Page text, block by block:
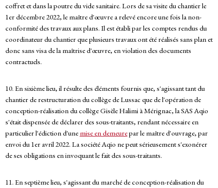
coffret et dans la poutre du vide sanitaire. Lors de sa visite du chantier le
1er décembre 2022, le maître d'œuvre a relevé encore une fois la non-
conformité des travaux aux plans. Il est établi par les comptes rendus du
coordinateur du chantier que plusieurs travaux ont été réalisés sans plan et
donc sans visa de la maîtrise d'œuvre, en violation des documents
contractuels.
10. En sixième lieu, il résulte des éléments fournis que, s'agissant tant du
chantier de restructuration du collège de Lussac que de l'opération de
conception-réalisation du collège Gisèle Halimi à Mérignac, la SAS Aqio
s'était dispensée de déclarer des sous-traitants, rendant nécessaire en
particulier l'édiction d'une mise en demeurepar le maître d'ouvrage, par
envoi du 1er avril 2022. La société Aqio ne peut sérieusement s'exonérer
de ses obligations en invoquant le fait des sous-traitants.
11. En septième lieu, s'agissant du marché de conception-réalisation du